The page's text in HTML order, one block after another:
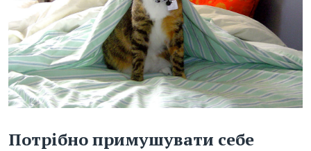
Потрібно примушувати себе